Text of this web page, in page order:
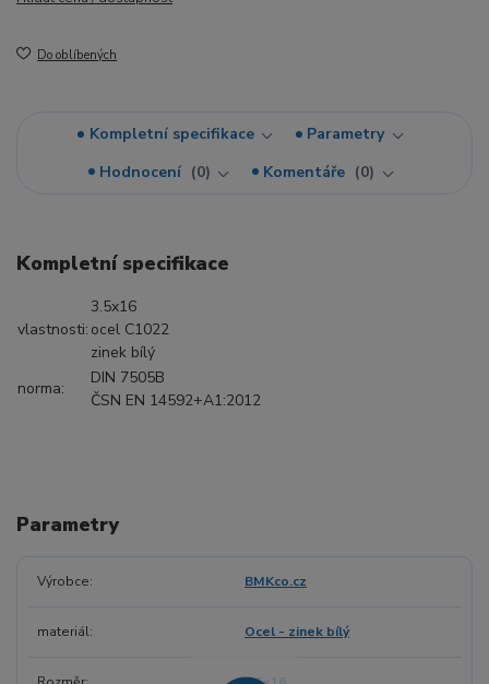
Do oblíbených
Kompletní specifikace
Parametry
Hodnocení
0 Komentáře 0
Kompletní specifikace
vlastnosti:
3.5x16
ocel C1022
zinek bílý
norma:
DIN 7505B
ČSN EN 14592+A1:2012
Parametry
Výrobce BMKco.cz
materiál Ocel - zinek bílý